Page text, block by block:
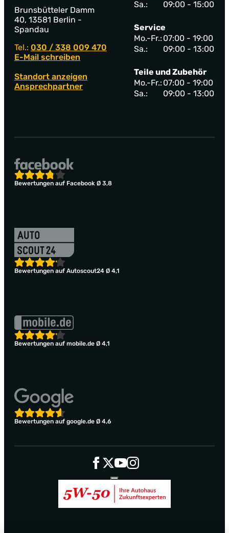
Brunsbütteler Damm
40, 13581 Berlin -
Spandau
Tel.: 030 / 338 009 470
E-Mail schreiben
Standort anzeigen
Ansprechpartner
Sa.:
09:00 - 15:00
Service
Mo.-Fr.: 07:00 - 19:00
Sa.:
09:00 - 13:00
Teile und Zubehör
Mo.-Fr.: 07:00 - 19:00
Sa.:
09:00 - 13:00
Bewertungen auf Facebook Ø 3,8
Bewertungen auf Autoscout24 Ø 4,1
Bewertungen auf mobile.de Ø 4,1
Bewertungen auf google.de Ø 4,6